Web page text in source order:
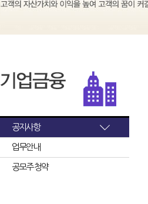
공지사항
업무안내
공모주 청약